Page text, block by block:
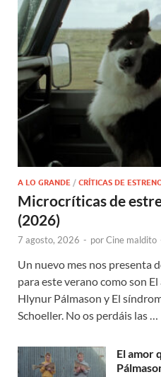
A LO GRANDE / CRÍTICAS DE
Microcríticas de
(2026)
7 agosto, 2026 - porCine maldito
Un nuevo mes nos presenta
para este verano como son
Hlynur Pálmason y El
Schoeller. No os perdáis las …
El amor